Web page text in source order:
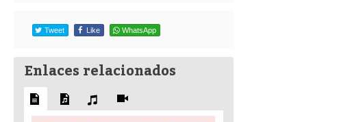
Tweet Like WhatsApp
Enlaces relacionados